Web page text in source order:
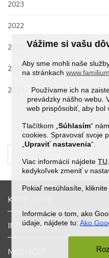
Vážime si vašu
Aby sme mohli naše
na stránkach
Používame ich na
prevádzky nášho webu.
web prispôsobiť, aby bol
Tlačítkom „Súhlasím“
cookies. Spravovať svoje
„Upraviť nastavenia“.
Viac informácií nájdete TU
kedykoľvek zmeniť v
Pokiaľ nesúhlasíte,
Informácie o tom, ako
údaje, nájdete tu: Ako
2023
2022
2021
2020
2019
BLOG
KATEGORIE
INFORMÁCIE
MÔJ ÚČET